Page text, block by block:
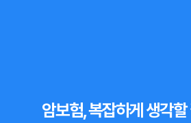
암보험, 복잡하게 생각